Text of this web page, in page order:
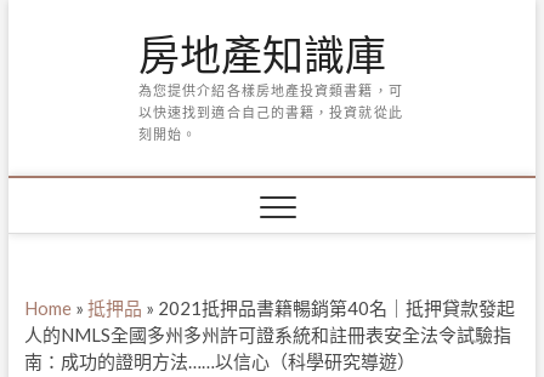
房地產知識庫
為您提供介紹各樣房地產投資類書籍，可
以快速找到適合自己的書籍，投資就從此
刻開始。
Home» 抵押品 » 2021抵押品書籍暢銷第40名｜抵押貸款發起
人的NMLS全國多州多州許可證系統和註冊表安全法令試驗指
南：成功的證明方法……以信心（科學研究導遊）